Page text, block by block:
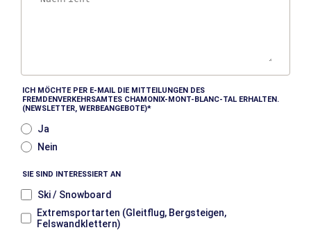
ICH MÖCHTE PER E-MAIL DIE MITTEILUNGEN DES
FREMDENVERKEHRSAMTES CHAMONIX-MONT-BLANC-TAL ERHALTEN.
(NEWSLETTER, WERBEANGEBOTE)
Ja
Nein
SIE SIND INTERESSIERT AN
Ski / Snowboard
Extremsportarten (Gleitflug, Bergsteigen,
Felswandklettern)